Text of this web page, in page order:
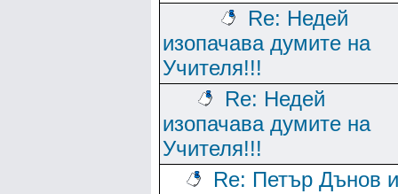
Re: Недей
изопачава думите на
Учителя!!!
Re: Недей
изопачава думите на
Учителя!!!
Re: Петър Дънов и